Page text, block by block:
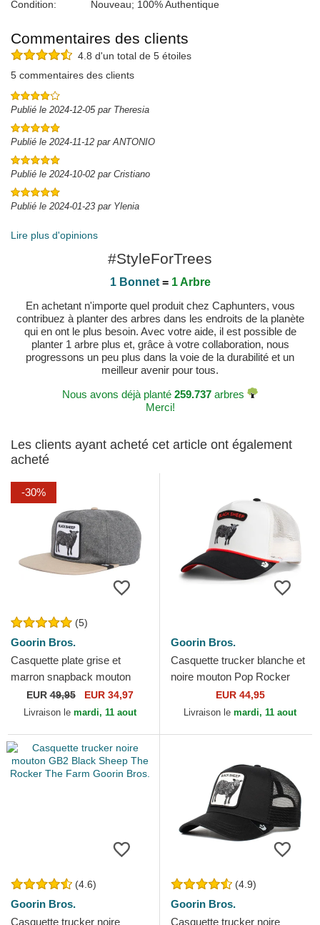
Condition:
Nouveau; 100% Authentique
Commentaires des clients
4.8 d'un total de 5 étoiles
5 commentaires des clients
Publié le 2024-12-05 par Theresia
Publié le 2024-11-12 par ANTONIO
Publié le 2024-10-02 par Cristiano
Publié le 2024-01-23 par Ylenia
Lire plus d'opinions
#StyleForTrees
1 Bonnet= 1 Arbre
En achetant n'importe quel produit chez Caphunters, vous
contribuez à planter des arbres dans les endroits de la planète
qui en ont le plus besoin. Avec votre aide, il est possible de
planter 1 arbre plus et, grâce à votre collaboration, nous
progressons un peu plus dans la voie de la durabilité et un
meilleur avenir pour tous.
Nous avons déjà planté 259.737 arbres
Merci!
Les clients ayant acheté cet article ont également
acheté
-30%
(5)
Goorin Bros.
Casquette plate grise et
marron snapback mouton
Black Sheep Flock Mountain
The Farm Flats Goorin...
EUR49,95 EUR 34,97
Livraison le mardi, 11 aout
Goorin Bros.
Casquette trucker blanche et
noire mouton Pop Rocker
Sheep The Farm Goorin
Bros.
EUR 44,95
Livraison le mardi, 11 aout
(4.6)
Goorin Bros.
Casquette trucker noire
(4.9)
Goorin Bros.
Casquette trucker noire